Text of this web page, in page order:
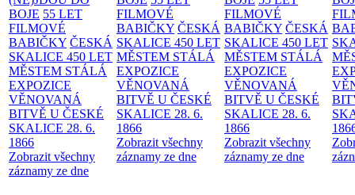
BOJE 55 LET
FILMOVÉ
BABIČKY ČESKÁ
SKALICE 450 LET
MĚSTEM STÁLÁ
EXPOZICE
VĚNOVANÁ
BITVĚ U ČESKÉ
SKALICE 28. 6.
1866
Zobrazit všechny
záznamy ze dne
FILMOVÉ
BABIČKY ČESKÁ
SKALICE 450 LET
MĚSTEM STÁLÁ
EXPOZICE
VĚNOVANÁ
BITVĚ U ČESKÉ
SKALICE 28. 6.
1866
Zobrazit všechny
záznamy ze dne
FILMOVÉ
BABIČKY ČESKÁ
SKALICE 450 LET
MĚSTEM STÁLÁ
EXPOZICE
VĚNOVANÁ
BITVĚ U ČESKÉ
SKALICE 28. 6.
1866
Zobrazit všechny
záznamy ze dne